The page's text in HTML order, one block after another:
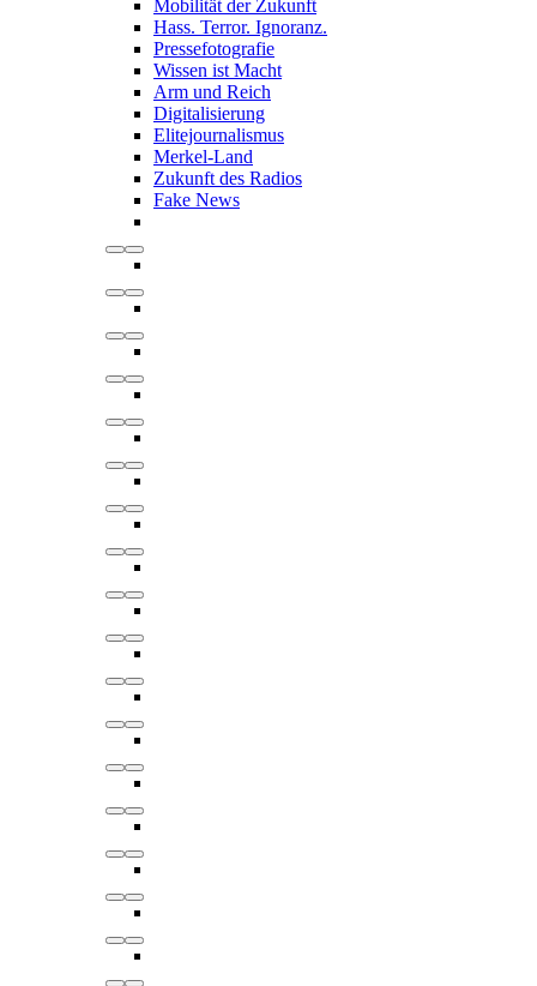
Mobilität der Zukunft
Hass. Terror. Ignoranz.
Pressefotografie
Wissen ist Macht
Arm und Reich
Digitalisierung
Elitejournalismus
Merkel-Land
Zukunft des Radios
Fake News